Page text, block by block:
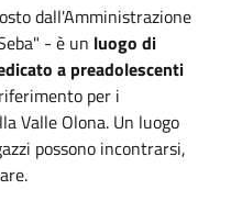
dall'Amministrazione
- è un luogo di
a preadolescenti
per i
Valle Olona. Un luogo
possono incontrarsi,